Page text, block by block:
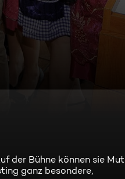
der Bühne können sie Mut
ganz besondere,